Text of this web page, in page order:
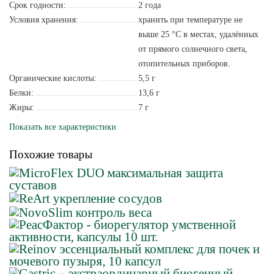
Срок годности:
2 года
Условия хранения:
хранить при температуре не
выше 25 °С в местах, удалённых
от прямого солнечного света,
отопительных приборов.
Органические кислоты:
5,5 г
Белки:
13,6 г
Жиры:
7 г
Показать все характеристики
Похожие товары